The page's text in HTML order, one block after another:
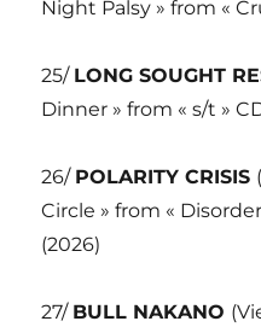
Night Palsy » from «
25/ LONG SOUGHT
Dinner » from « s/t »
26/ POLARITY CRISIS
Circle » from «
(2026)
27/ BULL NAKANO